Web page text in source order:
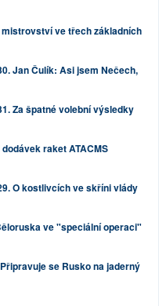
ve třech základních
Jan Čulík: Asi jsem Nečech,
Za špatné volební výsledky
raket ATACMS
O kostlivcích ve skříni vlády
ve "speciální operaci"
se Rusko na jaderný